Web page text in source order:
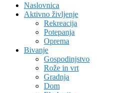
Naslovnica
Aktivno življenje
Rekreacija
Potepanja
Oprema
Bivanje
Gospodinjstvo
Rože in vrt
Gradnja
Dom